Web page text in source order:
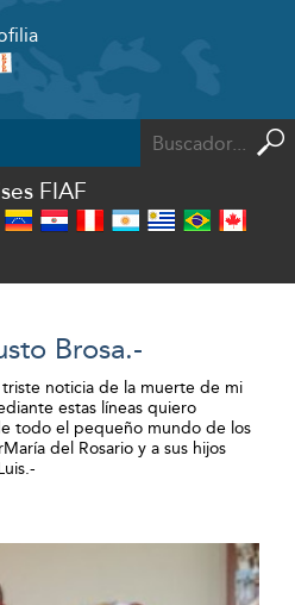
FIAF
Brosa.-
noticia de la muerte de mi
estas líneas quiero
todo el pequeño mundo de los
del Rosario y a sus hijos